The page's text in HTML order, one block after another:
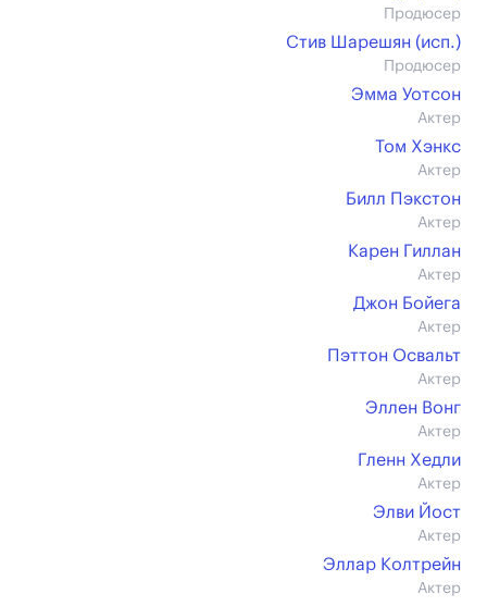
Продюсер
Стив Шарешян (иcп.)
Продюсер
Эмма Уотсон
Актер
Том Хэнкс
Актер
Билл Пэкстон
Актер
Карен Гиллан
Актер
Джон Бойега
Актер
Пэттон Освальт
Актер
Эллен Вонг
Актер
Гленн Хедли
Актер
Элви Йост
Актер
Эллар Колтрейн
Актер